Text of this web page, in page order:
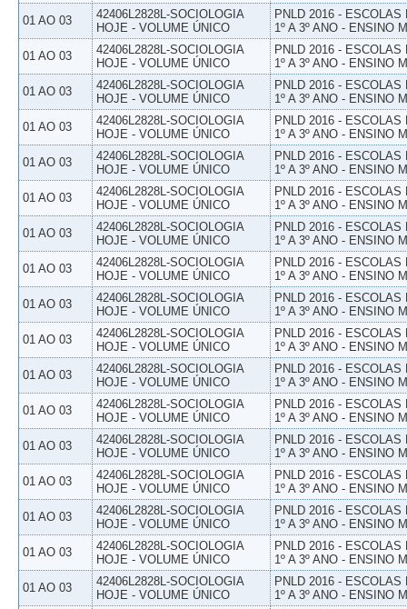
01 AO 03
42406L2828L-SOCIOLOGIA
HOJE - VOLUME ÚNICO
PNLD 2016 -
1º A 3º ANO - ENSINO
01 AO 03
42406L2828L-SOCIOLOGIA
HOJE - VOLUME ÚNICO
PNLD 2016 -
1º A 3º ANO - ENSINO
01 AO 03
42406L2828L-SOCIOLOGIA
HOJE - VOLUME ÚNICO
PNLD 2016 -
1º A 3º ANO - ENSINO
01 AO 03
42406L2828L-SOCIOLOGIA
HOJE - VOLUME ÚNICO
PNLD 2016 -
1º A 3º ANO - ENSINO
01 AO 03
42406L2828L-SOCIOLOGIA
HOJE - VOLUME ÚNICO
PNLD 2016 -
1º A 3º ANO - ENSINO
01 AO 03
42406L2828L-SOCIOLOGIA
HOJE - VOLUME ÚNICO
PNLD 2016 -
1º A 3º ANO - ENSINO
01 AO 03
42406L2828L-SOCIOLOGIA
HOJE - VOLUME ÚNICO
PNLD 2016 -
1º A 3º ANO - ENSINO
01 AO 03
42406L2828L-SOCIOLOGIA
HOJE - VOLUME ÚNICO
PNLD 2016 -
1º A 3º ANO - ENSINO
01 AO 03
42406L2828L-SOCIOLOGIA
HOJE - VOLUME ÚNICO
PNLD 2016 -
1º A 3º ANO - ENSINO
01 AO 03
42406L2828L-SOCIOLOGIA
HOJE - VOLUME ÚNICO
PNLD 2016 -
1º A 3º ANO - ENSINO
01 AO 03
42406L2828L-SOCIOLOGIA
HOJE - VOLUME ÚNICO
PNLD 2016 -
1º A 3º ANO - ENSINO
01 AO 03
42406L2828L-SOCIOLOGIA
HOJE - VOLUME ÚNICO
PNLD 2016 -
1º A 3º ANO - ENSINO
01 AO 03
42406L2828L-SOCIOLOGIA
HOJE - VOLUME ÚNICO
PNLD 2016 -
1º A 3º ANO - ENSINO
01 AO 03
42406L2828L-SOCIOLOGIA
HOJE - VOLUME ÚNICO
PNLD 2016 -
1º A 3º ANO - ENSINO
01 AO 03
42406L2828L-SOCIOLOGIA
HOJE - VOLUME ÚNICO
PNLD 2016 -
1º A 3º ANO - ENSINO
01 AO 03
42406L2828L-SOCIOLOGIA
HOJE - VOLUME ÚNICO
PNLD 2016 -
1º A 3º ANO - ENSINO
01 AO 03
42406L2828L-SOCIOLOGIA
HOJE - VOLUME ÚNICO
PNLD 2016 -
1º A 3º ANO - ENSINO